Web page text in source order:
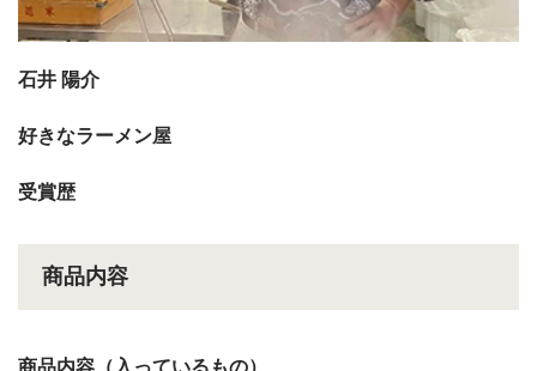
石井 陽介
好きなラーメン屋
受賞歴
商品内容
商品内容（入っているもの）